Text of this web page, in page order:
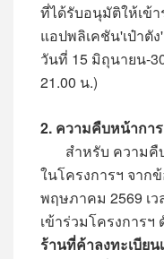
ที่ได้รับอนุมัติให้เข้
แอปพลิเคชัน'เป๋าตั
วันที่ 15 มิถุนายน-
21.00 น.)
2. ความคืบหน้ากา
สำหรับ ความคืบ
ในโครงการฯ จาก
พฤษภาคม 2569 เ
เข้าร่วมโครงการฯ
ร้านที่ค้าลงทะเบียน